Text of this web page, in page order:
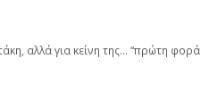
αλλά για κείνη της… “πρώτη φορά